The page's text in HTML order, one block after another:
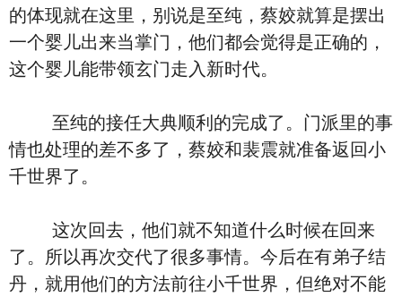
的体现就在这里，别说是至纯，蔡姣就算是摆出
一个婴儿出来当掌门，他们都会觉得是正确的，
这个婴儿能带领玄门走入新时代。
至纯的接任大典顺利的完成了。门派里的事
情也处理的差不多了，蔡姣和裴震就准备返回小
千世界了。
这次回去，他们就不知道什么时候在回来
了。所以再次交代了很多事情。今后在有弟子结
丹，就用他们的方法前往小千世界，但绝对不能